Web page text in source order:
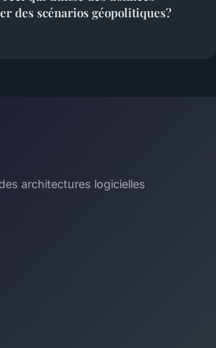
des scénarios géopolitiques?
architectures logicielles